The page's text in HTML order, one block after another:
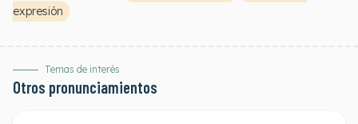
expresión
Temas de interés
Otros pronunciamientos